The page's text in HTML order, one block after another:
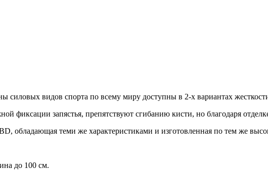
силовых видов спорта по всему миру доступны в 2-х вариантах
фиксации запястья, препятствуют сгибанию кисти, но благодаря
обладающая теми же характеристиками и изготовленная по тем же
до 100 см.